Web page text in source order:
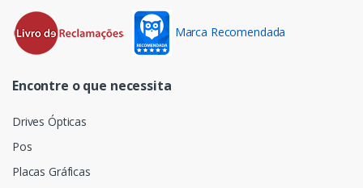
Marca Recomendada
Encontre o que necessita
Drives Ópticas
Pos
Placas Gráficas